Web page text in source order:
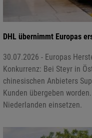
DHL übernimmt Europas
30.07.2026 - Europas
Konkurrenz: Bei Steyr in
chinesischen Anbieters
Kunden übergeben
Niederlanden einsetzen.